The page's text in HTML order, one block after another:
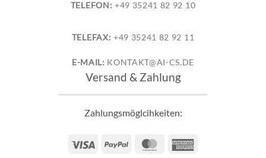
TELEFON: +49 35241 82 92 10
TELEFAX: +49 35241 82 92 11
E-MAIL: KONTAKT@AI-CS.DE
Versand & Zahlung
Zahlungsmöglcihkeiten:
Visa PayPal MasterCard